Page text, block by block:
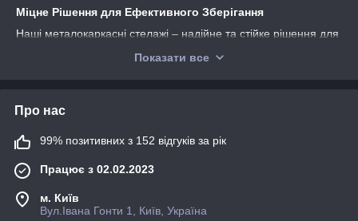
Міцне Рішення для Ефективного Зберігання
Наші металокаркасні стелажі – надійне та стійке рішення для
включаючи акумуляторні батареї. Ось чому вони
Показати все
Про нас
99% позитивних з 152 відгуків за рік
Працює з 02.02.2023
м. Київ
Вул.Івана Гонти 1, Київ, Україна